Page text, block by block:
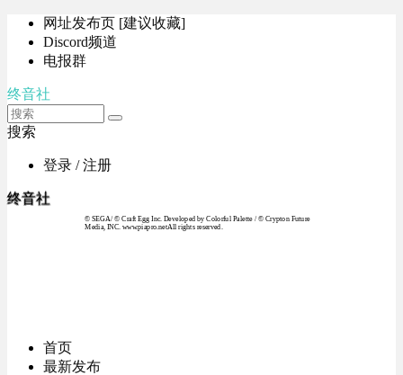
网址发布页 [建议收藏]
Discord频道
电报群
终音社
搜索
登录 / 注册
终音社
© SEGA / © Craft Egg Inc. Developed by Colorful Palette / © Crypton Future
Media, INC. www.piapro.netAll rights reserved.
首页
最新发布